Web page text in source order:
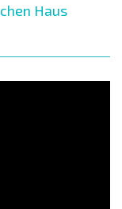
Haus